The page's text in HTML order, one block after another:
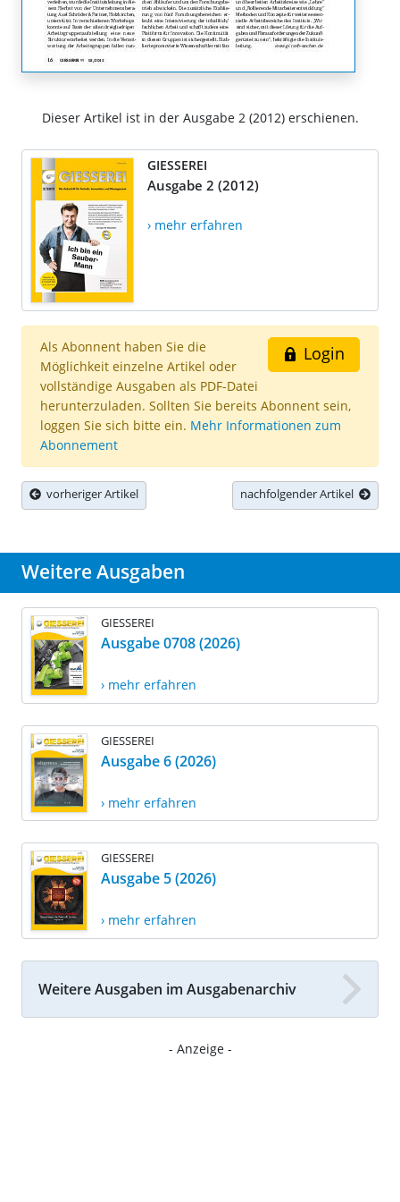
Dieser Artikel ist in der Ausgabe 2 (2012) erschienen.
GIESSEREI
Ausgabe 2 (2012)
› mehr erfahren
Login
Als Abonnent haben Sie die
Möglichkeit einzelne Artikel oder
vollständige Ausgaben als PDF-Datei
herunterzuladen. Sollten Sie bereits Abonnent sein,
loggen Sie sich bitte ein. Mehr Informationen zum
Abonnement
vorheriger Artikel nachfolgender Artikel
Weitere Ausgaben
GIESSEREI
Ausgabe 0708 (2026)
› mehr erfahren
GIESSEREI
Ausgabe 6 (2026)
› mehr erfahren
GIESSEREI
Ausgabe 5 (2026)
› mehr erfahren
Weitere Ausgaben im Ausgabenarchiv
- Anzeige -